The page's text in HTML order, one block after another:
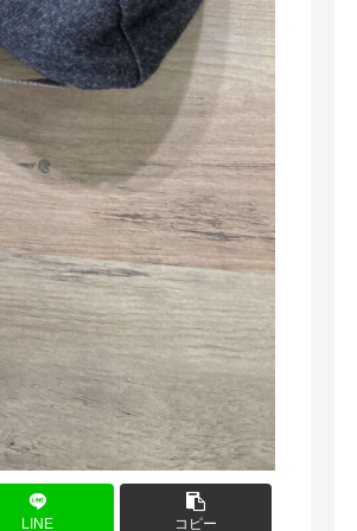
LINE コピー